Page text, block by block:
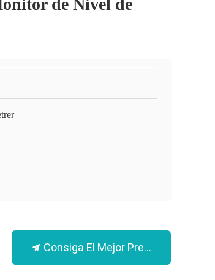
de Nivel de
Consiga El Mejor Precio